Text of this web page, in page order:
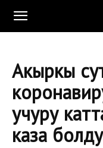
Акыркы
учуру
каза болду